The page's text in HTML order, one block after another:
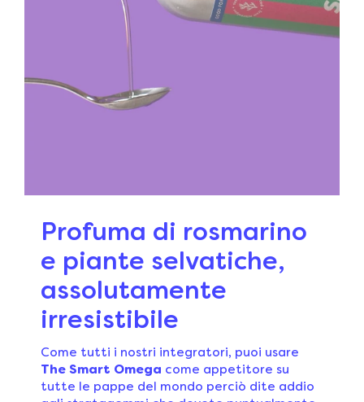
Profuma di rosmarino
e piante selvatiche,
assolutamente
irresistibile
Come tutti i nostri integratori, puoi usare
The Smart Omega come appetitore su
tutte le pappe del mondo perciò dite addio